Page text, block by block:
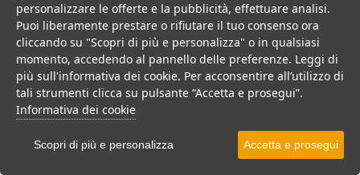
Hotel in Sicilia, mare, buona cucina e tanto divertimento.
Villaggio Hotel
VEDI SU MAPPA
INFO STRUTTURA
personalizzare le offerte e la pubblicità, effettuare analisi.
Puoi liberamente prestare o rifiutare il tuo consenso ora
cliccando su "Scopri di più e personalizza" o in qualsiasi
momento, accedendo al pannello delle preferenze. Leggi di
più sull'informativa dei cookie. Per acconsentire all’utilizzo di
tali strumenti clicca su pulsante “Accetta e prosegui”.
Informativa dei cookie
Scopri di più e personalizza Accetta e prosegui